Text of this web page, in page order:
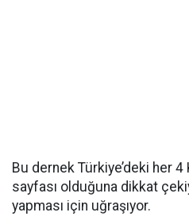
Bu dernek Türkiye’deki her 4
sayfası olduğuna dikkat
yapması için uğraşıyor.